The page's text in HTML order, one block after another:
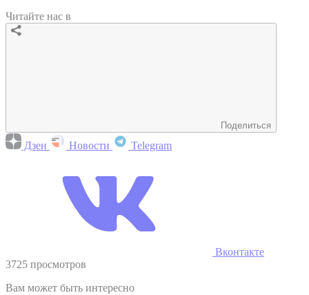
Читайте нас в
Поделиться
Дзен Новости Telegram
Вконтакте
3725 просмотров
Вам может быть интересно